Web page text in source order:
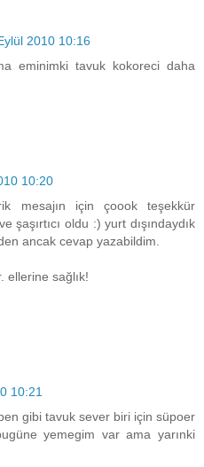
2010 10:16
eminimki tavuk kokoreci daha
10:20
mesajın için çoook teşekkür
şaşırtıcı oldu :) yurt dışındaydık
ancak cevap yazabildim.
ellerine sağlık!
10:21
gibi tavuk sever biri için süpoer
yemegim var ama yarınki